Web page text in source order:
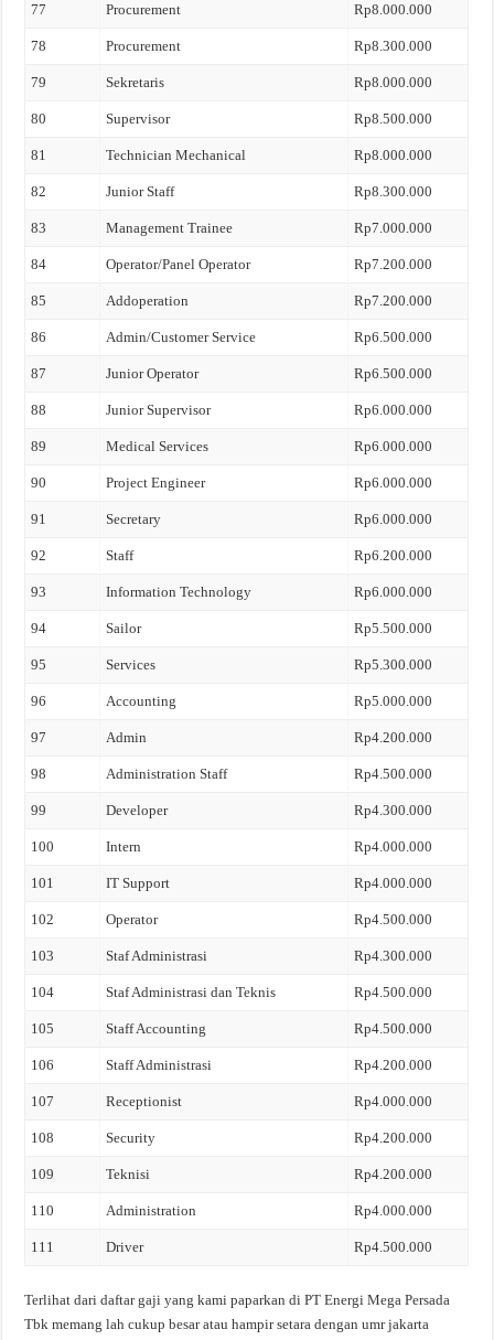
77 Procurement Rp8.000.000
78 Procurement Rp8.300.000
79 Sekretaris Rp8.000.000
80 Supervisor Rp8.500.000
81 Technician Mechanical Rp8.000.000
82 Junior Staff Rp8.300.000
83 Management Trainee Rp7.000.000
84 Operator/Panel Operator Rp7.200.000
85 Addoperation Rp7.200.000
86 Admin/Customer Service Rp6.500.000
87 Junior Operator Rp6.500.000
88 Junior Supervisor Rp6.000.000
89 Medical Services Rp6.000.000
90 Project Engineer Rp6.000.000
91 Secretary Rp6.000.000
92 Staff Rp6.200.000
93 Information Technology Rp6.000.000
94 Sailor Rp5.500.000
95 Services Rp5.300.000
96 Accounting Rp5.000.000
97 Admin Rp4.200.000
98 Administration Staff Rp4.500.000
99 Developer Rp4.300.000
100 Intern Rp4.000.000
101 IT Support Rp4.000.000
102 Operator Rp4.500.000
103 Staf Administrasi Rp4.300.000
104 Staf Administrasi dan Teknis Rp4.500.000
105 Staff Accounting Rp4.500.000
106 Staff Administrasi Rp4.200.000
107 Receptionist Rp4.000.000
108 Security Rp4.200.000
109 Teknisi Rp4.200.000
110 Administration Rp4.000.000
111 Driver Rp4.500.000
Terlihat dari daftar gaji yang kami paparkan di PT Energi Mega Persada
Tbk memang lah cukup besar atau hampir setara dengan umr jakarta